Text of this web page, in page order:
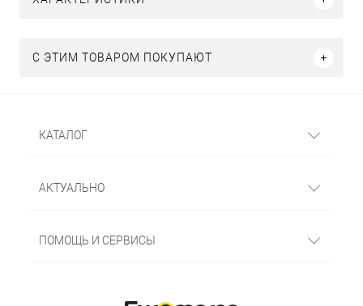
С ЭТИМ ТОВАРОМ ПОКУПАЮТ
КАТАЛОГ
АКТУАЛЬНО
ПОМОЩЬ И СЕРВИСЫ